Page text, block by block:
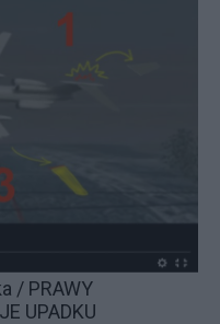
/ PRAWY
UPADKU